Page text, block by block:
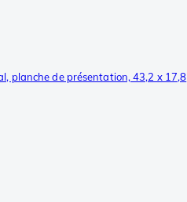
planche de présentation, 43,2 x 17,8